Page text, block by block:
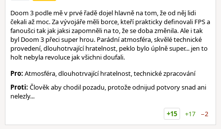
Doom 3 podle mě v prvé řadě dojel hlavně na tom, že od něj lidi
čekali až moc. Za vývojáře měli borce, kteří prakticky definovali FPS a
fanoušci tak jak jaksi zapomněli na to, že se doba změnila. Ale i tak
byl Doom 3 přeci super hrou. Parádní atmosféra, skvělé technické
provedení, dlouhotrvající hratelnost, peklo bylo úplně super... jen to
holt nebyla revoluce jak všichni doufali.
Pro: Atmosféra, dlouhotrvající hratelnost, technické zpracování
Proti: Člověk aby chodil pozadu, protože odnijud potvory snad ani
nelezly...
+15
+17 −2